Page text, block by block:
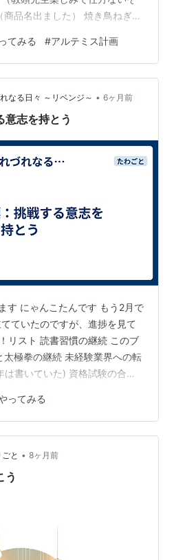
品名出ました） 焼き鳥ねぎま
「よろしくお願いしま～
生！ ありがとう！！ ＜四方山
クト現在進行形の「アルテミ
た。 壮大な計画です。でも大
、なにはともあれ「やってみ
てみる #アルテミス計画
なる日々 ～リベンジ～ • 6ヶ月前
意志を持とう
す にゃんこたんです もう2月で
ていたのですが、進捗を見て
リスト 読書習慣の継続 このブ
太極拳の継続 未経験業界への転
書いていた) 資格試験の合格
を防ぐ) サンライズ出雲に乗っ
らないモノを惰性で手に入れ
の使い方を考える(よく考えて
歩の習慣を定着させる(とにか
ってみる
と • 8ヶ月前
う